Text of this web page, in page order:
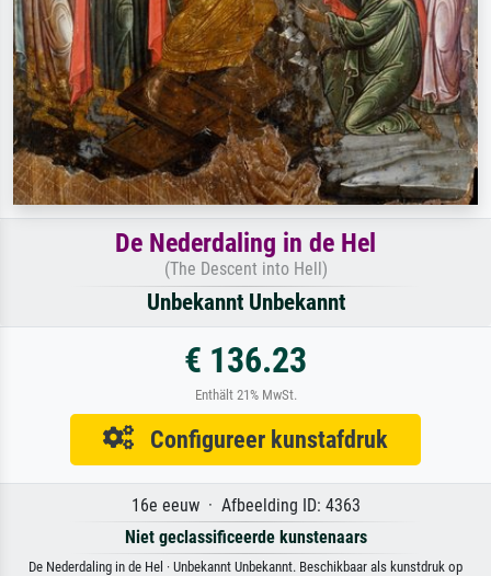
De Nederdaling in de Hel
(The Descent into Hell)
Unbekannt Unbekannt
€ 136.23
Enthält 21% MwSt.
Configureer kunstafdruk
16e eeuw · Afbeelding ID: 4363
Niet geclassificeerde kunstenaars
De Nederdaling in de Hel · Unbekannt Unbekannt. Beschikbaar als kunstdruk op